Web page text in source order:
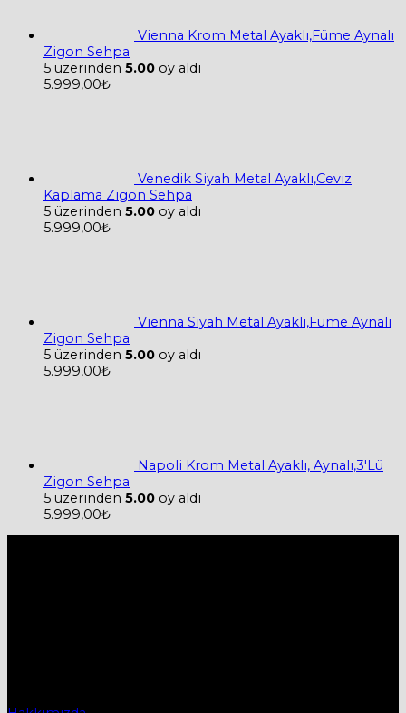
Vienna Krom Metal Ayaklı,Füme Aynalı
Zigon Sehpa
5 üzerinden 5.00 oy aldı
5.999,00₺
Venedik Siyah Metal Ayaklı,Ceviz
Kaplama Zigon Sehpa
5 üzerinden 5.00 oy aldı
5.999,00₺
Vienna Siyah Metal Ayaklı,Füme Aynalı
Zigon Sehpa
5 üzerinden 5.00 oy aldı
5.999,00₺
Napoli Krom Metal Ayaklı, Aynalı,3'Lü
Zigon Sehpa
5 üzerinden 5.00 oy aldı
5.999,00₺